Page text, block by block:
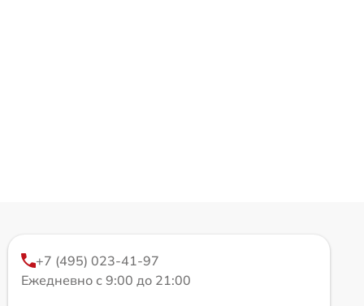
+7 (495) 023-41-97
Ежедневно с 9:00 до 21:00